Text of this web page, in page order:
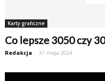
Karty graficzne
Co lepsze 3050 czy
Redakcja - 31 maja 2024